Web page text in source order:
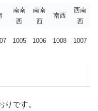
南南
西
南南
西
南西
西南
西
1005 1006 1008 1007
です。